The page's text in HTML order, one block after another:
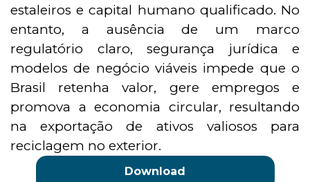
estaleiros e capital humano qualificado. No
entanto, a ausência de um marco
regulatório claro, segurança jurídica e
modelos de negócio viáveis impede que o
Brasil retenha valor, gere empregos e
promova a economia circular, resultando
na exportação de ativos valiosos para
reciclagem no exterior.
Download